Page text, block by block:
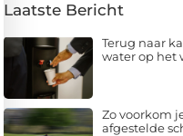
Laatste Bericht
Terug naar
water op het
Zo voorkom
afgestelde